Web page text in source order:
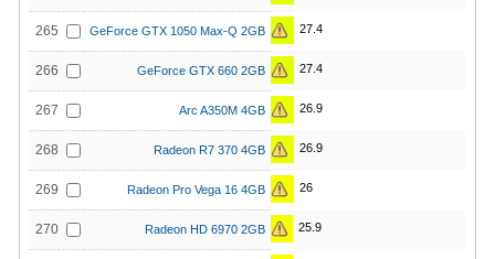
265 GeForce GTX 1050 Max-Q 2GB 27.4
266 GeForce GTX 660 2GB 27.4
267 Arc A350M 4GB 26.9
268 Radeon R7 370 4GB 26.9
269 Radeon Pro Vega 16 4GB 26
270 Radeon HD 6970 2GB 25.9